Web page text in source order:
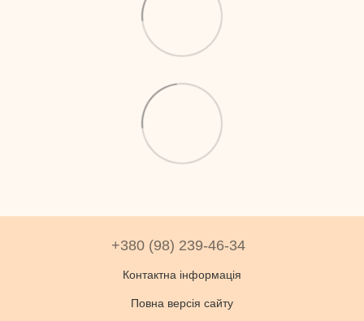
+380 (98) 239-46-34
Контактна інформація
Повна версія сайту